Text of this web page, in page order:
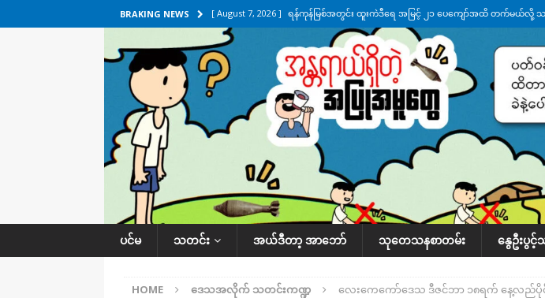
BRAKING NEWS [ August 7, 2026 ] ရန်ကုန်မြစ်အတွင်း ထူးကဲဒီရေ အ​မြင့် ၂၁ ပေကျော်အထိ တက်မယ်လို့
သတင်းကဏ္ဍ
[ August 7, 2026 ] လွှတ်တော်ကို ရောက်လာတဲ့ ဦးမင်အောင်လှိုင်ကို ထိုင်းလွှတ်တော်အမတ် အ
UNCATEGORIZED
[ August 6, 2026 ] တာကျိုးပြီး ခုနှစ်ရက်မြောက်နေ့မှာ ငသိုင်းချောင်းမြို့ကို ရေစတင်ရော
[ August 6, 2026 ] လေးမျက်နှာမှာ ရေဘေးကူနေတဲ့ ငသိုင်းချောင်းဒေသခံ လူငယ်တဦး ရေ
အလိုက် သတင်းကဏ္ဍ
[ August 7, 2026 ] လေးမျက်နှာ၊ အိုင်သပြုအနီးတဝိုက် ရေအနည်းငယ် ပြန်ကျ၊ ငါးသိုင်းချ
ဒေသအလိုက် သတင်းကဏ္ဍ
ပင်မ သတင်း အယ်ဒီတာ့ အာဘော် သုတေသနစာတမ်း နွေဦးပွင့်
HOME ဒေသအလိုက် သတင်းကဏ္ဍ လေးကေကော်ဒေသ ဒီဇင်ဘာ ၁၈ရက် နေ့လည်ပို